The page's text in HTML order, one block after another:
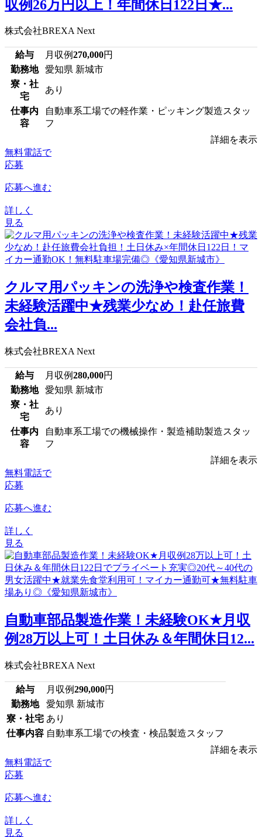
収例26万円以上！年間休日122日★...
株式会社BREXA Next
給与 月収例270,000円
勤務地
愛知県 新城市
寮・社
宅
あり
仕事内
容
自動車系工場での軽作業・ピッキング製造スタッ
フ
詳細を表示
無料電話で
応募
応募へ進む
詳しく
見る
クルマ用パッキンの洗浄や検査作業！
未経験活躍中★残業少なめ！赴任旅費
会社負...
株式会社BREXA Next
給与 月収例280,000円
勤務地
愛知県 新城市
寮・社
宅
あり
仕事内
容
自動車系工場での機械操作・製造補助製造スタッ
フ
詳細を表示
無料電話で
応募
応募へ進む
詳しく
見る
自動車部品製造作業！未経験OK★月収
例28万以上可！土日休み＆年間休日12...
株式会社BREXA Next
給与 月収例290,000円
勤務地
愛知県 新城市
寮・社宅 あり
仕事内容 自動車系工場での検査・検品製造スタッフ
詳細を表示
無料電話で
応募
応募へ進む
詳しく
見る